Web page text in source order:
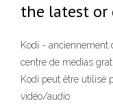
the latest or
Kodi - anciennement
centre de médias
Kodi peut être utilisé
vidéo/audio